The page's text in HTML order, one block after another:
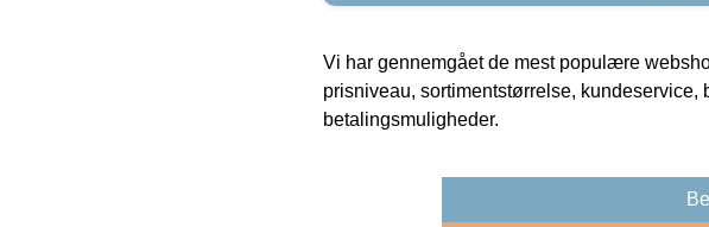
Vi har gennemgået de mest populære
prisniveau, sortimentstørrelse,
betalingsmuligheder.